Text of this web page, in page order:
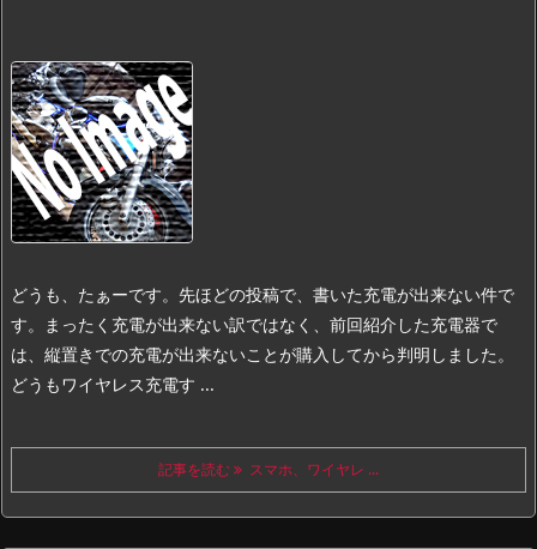
どうも、たぁーです。 先ほどの投稿で、書いた充電が出来ない件で
す。
まったく充電が出来ない訳ではなく、前回紹介した充電器で
は、縦置きでの充電が出来ないことが購入してから判明しました。
どうもワイヤレス充電す ...
記事を読む スマホ、ワイヤレ ...